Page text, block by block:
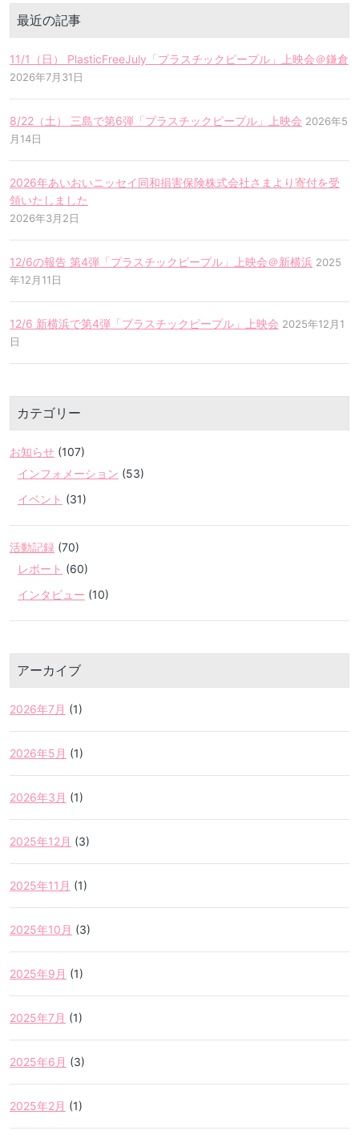
最近の記事
11/1（日） PlasticFreeJuly「プラスチックピープル」上映会＠鎌倉
2026年7月31日
8/22（土） 三島で第6弾「プラスチックピープル」上映会 2026年5
月14日
2026年あいおいニッセイ同和損害保険株式会社さまより寄付を受
領いたしました
2026年3月2日
12/6の報告 第4弾「プラスチックピープル」上映会＠新横浜 2025
年12月11日
12/6 新横浜で第4弾「プラスチックピープル」上映会 2025年12月1
日
カテゴリー
お知らせ (107)
インフォメーション (53)
イベント (31)
活動記録 (70)
レポート (60)
インタビュー (10)
アーカイブ
2026年7月 (1)
2026年5月 (1)
2026年3月 (1)
2025年12月 (3)
2025年11月 (1)
2025年10月 (3)
2025年9月 (1)
2025年7月 (1)
2025年6月 (3)
2025年2月 (1)